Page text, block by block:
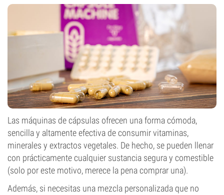
Las máquinas de cápsulas ofrecen una forma cómoda,
sencilla y altamente efectiva de consumir vitaminas,
minerales y extractos vegetales. De hecho, se pueden llenar
con prácticamente cualquier sustancia segura y comestible
(solo por este motivo, merece la pena comprar una).
Además, si necesitas una mezcla personalizada que no